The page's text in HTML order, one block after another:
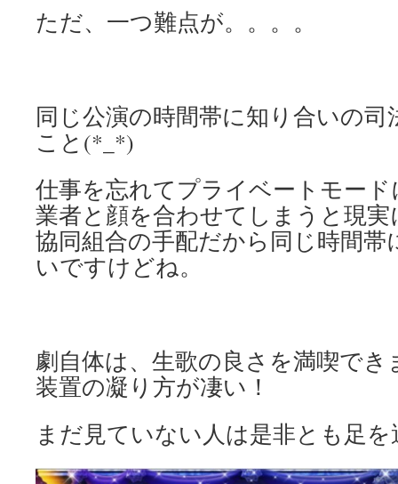
ただ、一つ難点が。。。。
同じ公演の時間帯に知り合いの
こと(*_*)
仕事を忘れてプライベートモー
業者と顔を合わせてしまうと現
協同組合の手配だから同じ時間
いですけどね。
劇自体は、生歌の良さを満喫で
装置の凝り方が凄い！
まだ見ていない人は是非とも足